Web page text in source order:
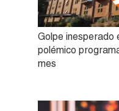
Golpe inesperado
polémico
mes